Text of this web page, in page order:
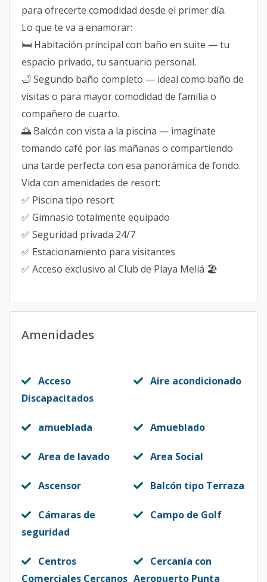
para ofrecerte comodidad desde el primer día.
Lo que te va a enamorar:
🛏️ Habitación principal con baño en suite — tu
espacio privado, tu santuario personal.
🛁 Segundo baño completo — ideal como baño de
visitas o para mayor comodidad de familia o
compañero de cuarto.
🌅 Balcón con vista a la piscina — imagínate
tomando café por las mañanas o compartiendo
una tarde perfecta con esa panorámica de fondo.
Vida con amenidades de resort:
✅ Piscina tipo resort
✅ Gimnasio totalmente equipado
✅ Seguridad privada 24/7
✅ Estacionamiento para visitantes
✅ Acceso exclusivo al Club de Playa Meliá 🏖️
Amenidades
Acceso
Discapacitados
Aire acondicionado
amueblada Amueblado
Area de lavado Area Social
Ascensor Balcón tipo Terraza
Cámaras de
seguridad
Campo de Golf
Centros
Comerciales Cercanos
Cercanía con
Aeropuerto Punta